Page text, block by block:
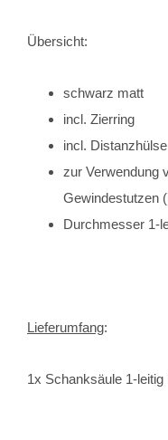
Übersicht:
schwarz matt
incl. Zierring
incl. Distanzhülse
zur Verwendung
Gewindestutzen
Durchmesser 1-
Lieferumfang:
1x Schanksäule 1-leitig